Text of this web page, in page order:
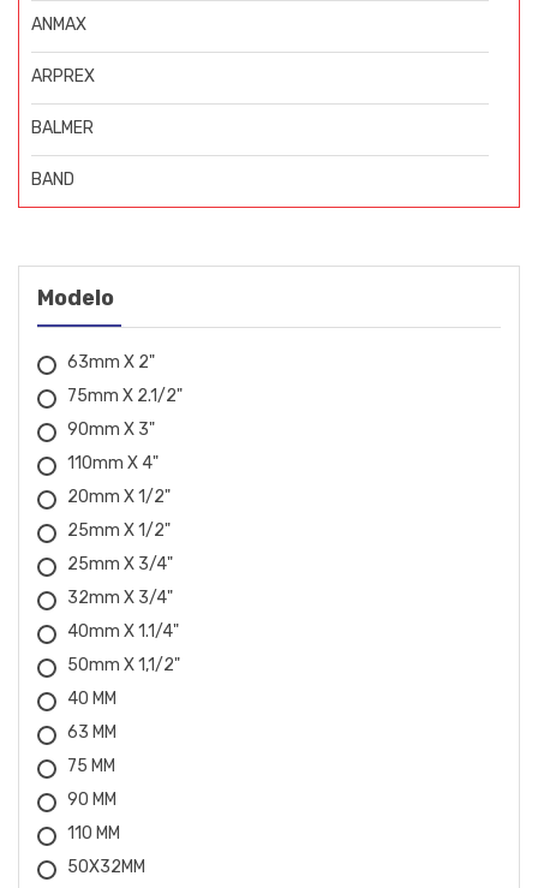
ANMAX
ARPREX
BALMER
BAND
BOVENAU
CARBOGRAFITE
CESTARI
CHICAGO
CID
COBIX
CROMATELL
DRAKAR
EBERLE
EDA
ELECTROPLASTIC
Modelo
63mm X 2"
75mm X 2.1/2"
90mm X 3"
110mm X 4"
20mm X 1/2"
25mm X 1/2"
25mm X 3/4"
32mm X 3/4"
40mm X 1.1/4"
50mm X 1,1/2"
40 MM
63 MM
75 MM
90 MM
110 MM
50X32MM